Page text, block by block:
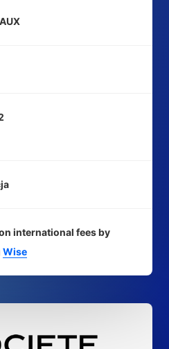
international fees by
Wise